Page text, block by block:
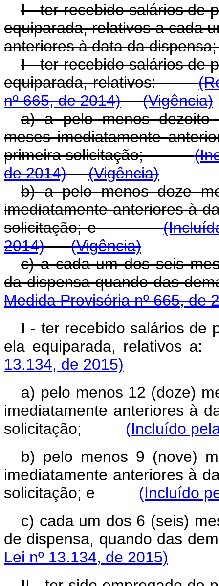
I - ter recebido salários de
equiparada, relativos a cada
anteriores à data da
I - ter recebido salários de
equiparada, relativos:
nº 665, de 2014)
(Vigência)
a) a pelo menos dezoito
meses imediatamente
primeira solicitação;
de 2014)
(Vigência)
b) a pelo menos doze
imediatamente anteriores à
solicitação; e
2014)
(Vigência)
c) a cada um dos seis
da dispensa quando das
Medida Provisória nº 665, de
I - ter recebido salários de
ela equiparada,
13.134, de 2015)
a) pelo menos 12 (doze)
imediatamente anteriores à
solicitação; (Incluído
b) pelo menos 9 (nove)
imediatamente anteriores à
solicitação; e (Incluído
c) cada um dos 6 (seis)
de dispensa, quando das
Lei nº 13.134, de 2015)